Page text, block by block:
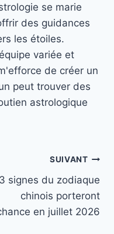
se marie
des guidances
les étoiles.
variée et
de créer un
peut trouver des
astrologique
SUIVANT
3 signes du zodiaque
chinois porteront
en juillet 2026